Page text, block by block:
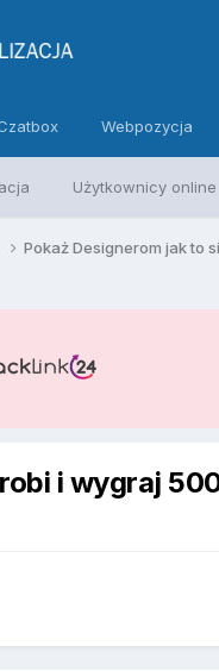
Użytkownicy online
Webpozycja
Pokaż Designerom jak to
i wygraj